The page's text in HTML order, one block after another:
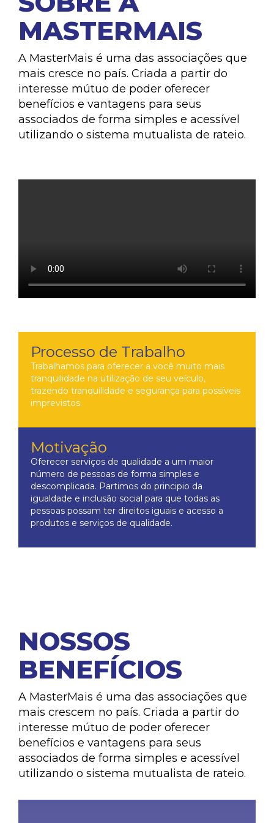
MASTERMAIS
A MasterMais é uma das associações que
mais cresce no país. Criada a partir do
interesse mútuo de poder oferecer
benefícios e vantagens para seus
associados de forma simples e acessível
utilizando o sistema mutualista de rateio.
Processo de Trabalho
Trabalhamos para oferecer a você muito mais
tranquilidade na utilização de seu veículo,
trazendo tranquilidade e segurança para possíveis
imprevistos.
Motivação
Oferecer serviços de qualidade a um maior
número de pessoas de forma simples e
descomplicada. Partimos do principio da
igualdade e inclusão social para que todas as
pessoas possam ter direitos iguais e acesso a
produtos e serviços de qualidade.
NOSSOS
BENEFÍCIOS
A MasterMais é uma das associações que
mais crescem no país. Criada a partir do
interesse mútuo de poder oferecer
benefícios e vantagens para seus
associados de forma simples e acessível
utilizando o sistema mutualista de rateio.